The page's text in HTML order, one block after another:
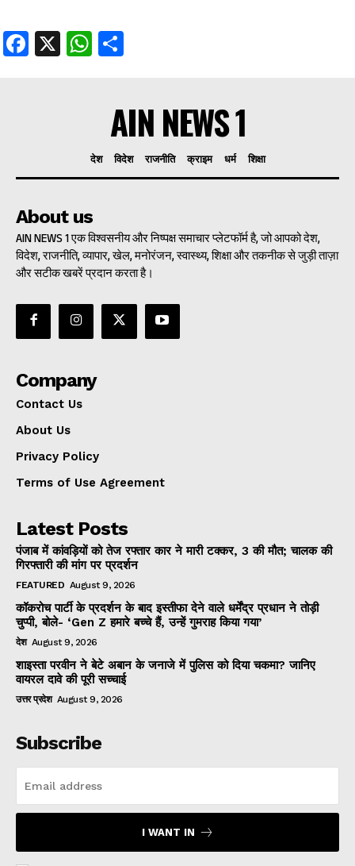
Facebook
X WhatsApp
AIN NEWS 1
देश विदेश राजनीति क्राइम धर्म शिक्षा
About us
AIN NEWS 1 एक विश्वसनीय और निष्पक्ष समाचार प्लेटफॉर्म है, जो आपको देश,
विदेश, राजनीति, व्यापार, खेल, मनोरंजन, स्वास्थ्य, शिक्षा और तकनीक से जुड़ी ताज़ा
और सटीक खबरें प्रदान करता है।
Company
Contact Us
About Us
Privacy Policy
Terms of Use Agreement
Latest Posts
पंजाब में कांवड़ियों को तेज रफ्तार कार ने मारी टक्कर, 3 की मौत; चालक की
गिरफ्तारी की मांग पर प्रदर्शन
FEATURED August 9, 2026
कॉकरोच पार्टी के प्रदर्शन के बाद इस्तीफा देने वाले धर्मेंद्र प्रधान ने तोड़ी
चुप्पी, बोले- ‘Gen Z हमारे बच्चे हैं, उन्हें गुमराह किया गया’
देश August 9, 2026
शाइस्ता परवीन ने बेटे अबान के जनाजे में पुलिस को दिया चकमा? जानिए
वायरल दावे की पूरी सच्चाई
उत्तर प्रदेश August 9, 2026
Subscribe
I WANT IN